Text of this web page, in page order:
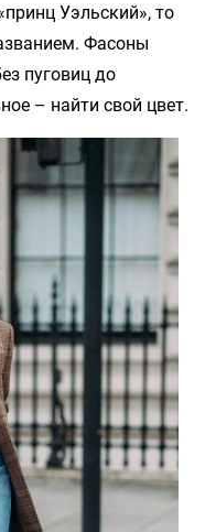
Уэльский», то
Фасоны
пуговиц до
– найти свой цвет.